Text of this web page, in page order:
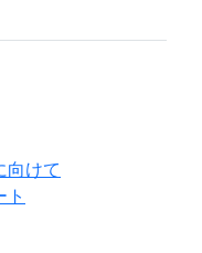
向けて